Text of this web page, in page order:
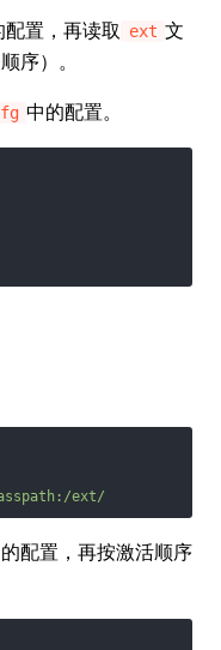
置，再读取 ext 文
序）。
中的配置。
ext/
配置，再按激活顺序